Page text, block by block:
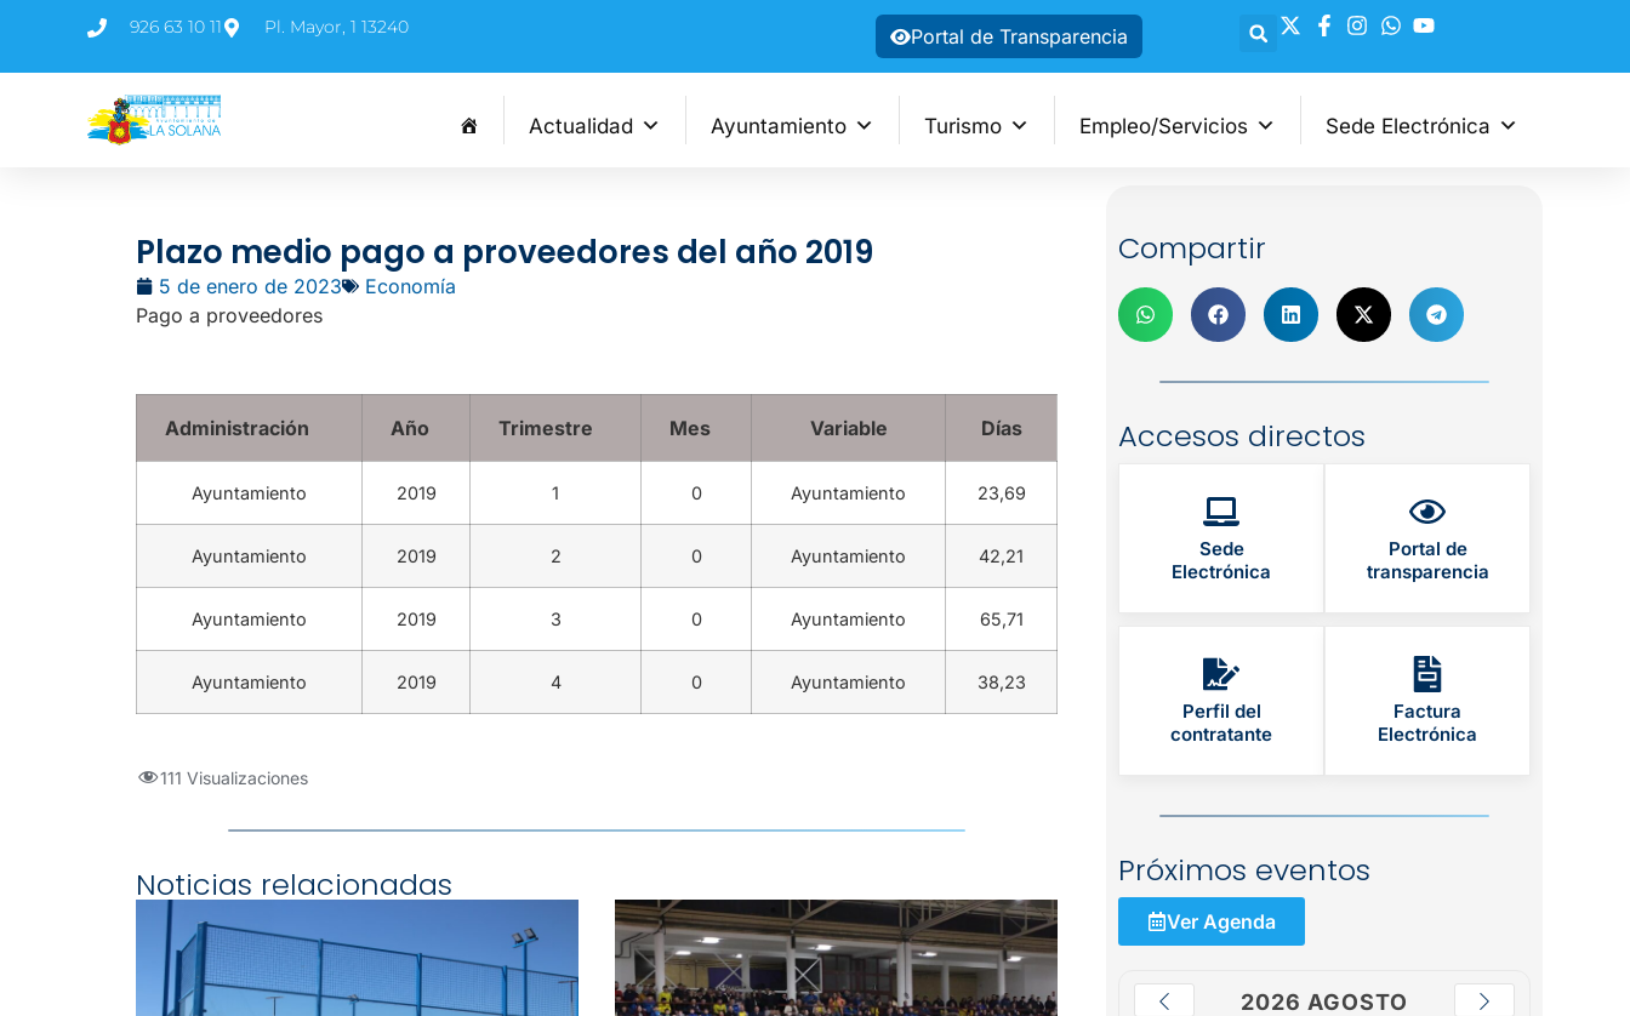
926 63 10 11 Pl. Mayor, 1 13240 Portal de Transparencia
Actualidad Ayuntamiento Turismo Empleo/Servicios Sede Electrónica
Plazo medio pago a proveedores del año 2019
5 de enero de 2023
Economía
Pago a proveedores
Administración Año Trimestre Mes Variable Días
Ayuntamiento 2019 1 0 Ayuntamiento 23,69
Ayuntamiento 2019 2 0 Ayuntamiento 42,21
Ayuntamiento 2019 3 0 Ayuntamiento 65,71
Ayuntamiento 2019 4 0 Ayuntamiento 38,23
111 Visualizaciones
Noticias relacionadas
Compartir
Accesos directos
Sede
Electrónica
Portal de
transparencia
Perfil del
contratante
Factura
Electrónica
Próximos eventos
Ver Agenda
2026 AGOSTO